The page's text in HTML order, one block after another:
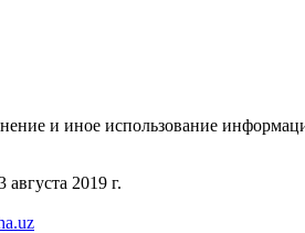
и иное использование
2019 г.